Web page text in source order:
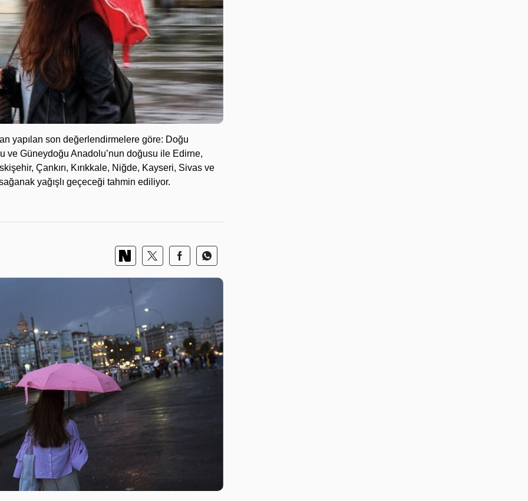
yapılan son değerlendirmelere göre: Doğu
ve Güneydoğu Anadolu’nun doğusu ile Edirne,
Çankırı, Kırıkkale, Niğde, Kayseri, Sivas ve
yağışlı geçeceği tahmin ediliyor.